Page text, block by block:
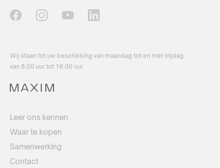
Wij staan ​​tot uw beschikking van maandag tot en met vrijdag
van 8.00 uur tot 16.00 uur
Leer ons kennen
Waar te kopen
Samenwerking
Contact